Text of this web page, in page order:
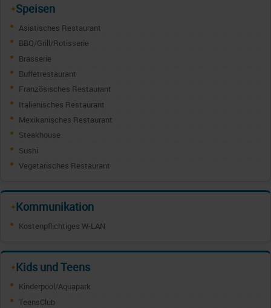
✦Speisen
Asiatisches Restaurant
BBQ/Grill/Rotisserie
Brasserie
Buffetrestaurant
Französisches Restaurant
Italienisches Restaurant
Mexikanisches Restaurant
Steakhouse
Sushi
Vegetarisches Restaurant
✦Kommunikation
Kostenpflichtiges W-LAN
✦Kids und Teens
Kinderpool/Aquapark
TeensClub